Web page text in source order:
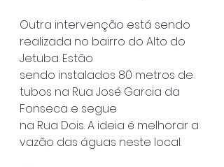
Outra intervenção está sendo
realizada no bairro do Alto do
Jetuba. Estão
sendo instalados 80 metros de
tubos na Rua José Garcia da
Fonseca e segue
na Rua Dois. A ideia é melhorar a
vazão das águas neste local.